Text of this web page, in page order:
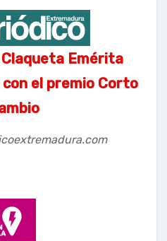
Emérita
el premio Corto